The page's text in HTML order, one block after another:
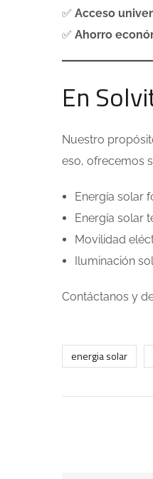
✅ Acceso
✅ Ahorro
En
Nuestro
eso, ofrecemos
Energía solar
Energía solar
Movilidad
Iluminación
Contáctanos y
energia solar